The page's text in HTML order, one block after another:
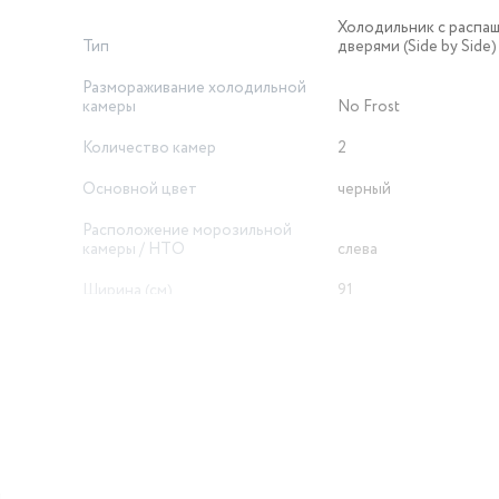
Тип
Холодильник с
дверями (Side by Side)
Размораживание холодильной
камеры
No Frost
Количество камер
2
Основной цвет
черный
Расположение морозильной
камеры / НТО
слева
Ширина (см)
91